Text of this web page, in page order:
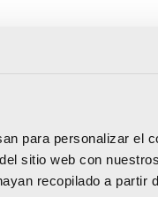
para personalizar el
sitio web con
recopilado a